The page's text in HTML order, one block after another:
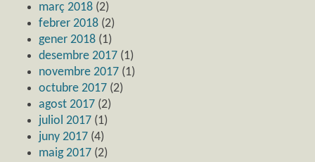
març 2018 (2)
febrer 2018 (2)
gener 2018 (1)
desembre 2017 (1)
novembre 2017 (1)
octubre 2017 (2)
agost 2017 (2)
juliol 2017 (1)
juny 2017 (4)
maig 2017 (2)